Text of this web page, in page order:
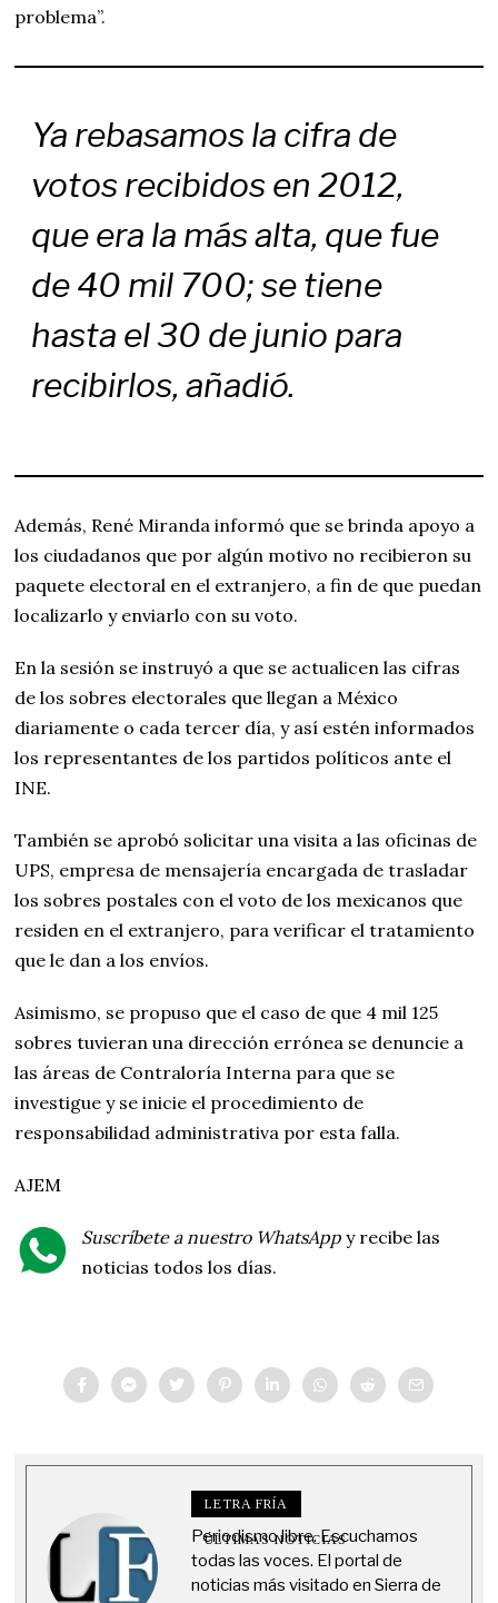
problema”.
Ya rebasamos la cifra de
votos recibidos en 2012,
que era la más alta, que fue
de 40 mil 700; se tiene
hasta el 30 de junio para
recibirlos, añadió.
Además, René Miranda informó que se brinda apoyo a
los ciudadanos que por algún motivo no recibieron su
paquete electoral en el extranjero, a fin de que puedan
localizarlo y enviarlo con su voto.
En la sesión se instruyó a que se actualicen las cifras
de los sobres electorales que llegan a México
diariamente o cada tercer día, y así estén informados
los representantes de los partidos políticos ante el
INE.
También se aprobó solicitar una visita a las oficinas de
UPS, empresa de mensajería encargada de trasladar
los sobres postales con el voto de los mexicanos que
residen en el extranjero, para verificar el tratamiento
que le dan a los envíos.
Asimismo, se propuso que el caso de que 4 mil 125
sobres tuvieran una dirección errónea se denuncie a
las áreas de Contraloría Interna para que se
investigue y se inicie el procedimiento de
responsabilidad administrativa por esta falla.
AJEM
Suscríbete a nuestro WhatsApp y recibe las
noticias todos los días.
LETRA FRÍA
ÚLTIMAS NOTICIAS
Periodismo libre. Escuchamos
todas las voces. El portal de
noticias más visitado en Sierra de